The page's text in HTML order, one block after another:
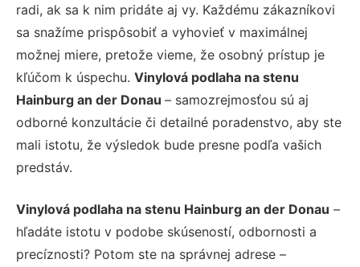
radi, ak sa k nim pridáte aj vy. Každému zákazníkovi
sa snažíme prispôsobiť a vyhovieť v maximálnej
možnej miere, pretože vieme, že osobný prístup je
kľúčom k úspechu. Vinylová podlaha na stenu
Hainburg an der Donau – samozrejmosťou sú aj
odborné konzultácie či detailné poradenstvo, aby ste
mali istotu, že výsledok bude presne podľa vašich
predstáv.
Vinylová podlaha na stenu Hainburg an der Donau –
hľadáte istotu v podobe skúseností, odbornosti a
precíznosti? Potom ste na správnej adrese –